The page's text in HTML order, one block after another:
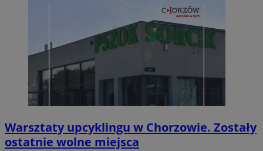
Warsztaty upcyklingu w Chorzowie. Zostały
ostatnie wolne miejsca